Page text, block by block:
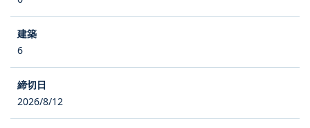
6
2026/8/12